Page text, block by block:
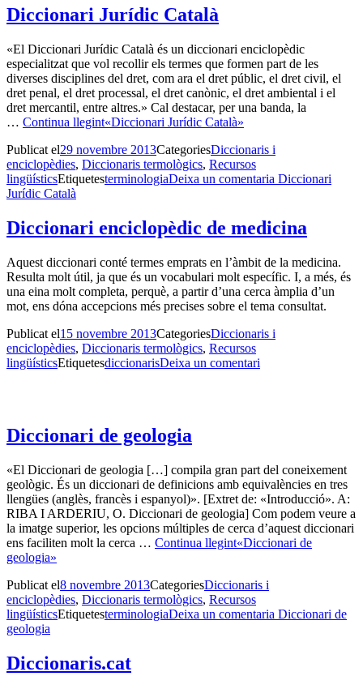
Diccionari Jurídic Català
«El Diccionari Jurídic Català és un diccionari enciclopèdic
especialitzat que vol recollir els termes que formen part de les
diverses disciplines del dret, com ara el dret públic, el dret civil, el
dret penal, el dret processal, el dret canònic, el dret ambiental i el
dret mercantil, entre altres.» Cal destacar, per una banda, la
… Continua llegint«Diccionari Jurídic Català»
Publicat el29 novembre 2013CategoriesDiccionaris i
enciclopèdies, Diccionaris termològics, Recursos
lingüísticsEtiquetesterminologiaDeixa un comentaria Diccionari
Jurídic Català
Diccionari enciclopèdic de medicina
Aquest diccionari conté termes emprats en l’àmbit de la medicina.
Resulta molt útil, ja que és un vocabulari molt específic. I, a més, és
una eina molt completa, perquè, a partir d’una cerca àmplia d’un
mot, ens dóna accepcions més precises sobre el tema consultat.
Publicat el15 novembre 2013CategoriesDiccionaris i
enciclopèdies, Diccionaris termològics, Recursos
lingüísticsEtiquetesdiccionarisDeixa un comentari
Diccionari de geologia
«El Diccionari de geologia […] compila gran part del coneixement
geològic. És un diccionari de definicions amb equivalències en tres
llengües (anglès, francès i espanyol)». [Extret de: «Introducció». A:
RIBA I ARDERIU, O. Diccionari de geologia] Com podem veure a
la imatge superior, les opcions múltiples de cerca d’aquest diccionari
ens faciliten molt la cerca … Continua llegint«Diccionari de
geologia»
Publicat el8 novembre 2013CategoriesDiccionaris i
enciclopèdies, Diccionaris termològics, Recursos
lingüísticsEtiquetesterminologiaDeixa un comentaria Diccionari de
geologia
Diccionaris.cat